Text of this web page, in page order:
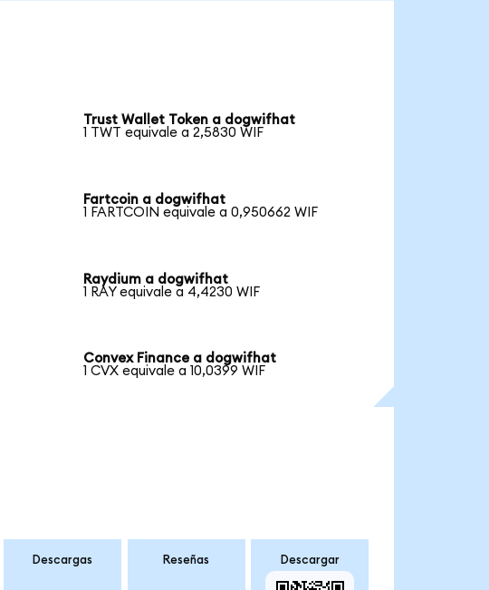
Trust Wallet Token a dogwifhat
1 TWT equivale a 2,5830 WIF
Fartcoin a dogwifhat
1 FARTCOIN equivale a 0,950662 WIF
Raydium a dogwifhat
1 RAY equivale a 4,4230 WIF
Convex Finance a dogwifhat
1 CVX equivale a 10,0399 WIF
Descargas Reseñas Descargar